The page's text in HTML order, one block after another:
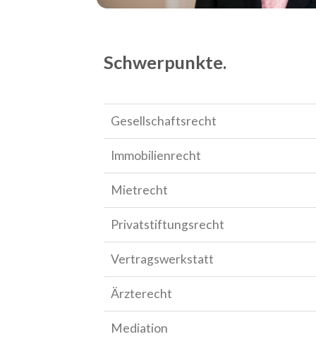
Schwerpunkte.
Gesellschaftsrecht
Immobilienrecht
Mietrecht
Privatstiftungsrecht
Vertragswerkstatt
Ärzterecht
Mediation